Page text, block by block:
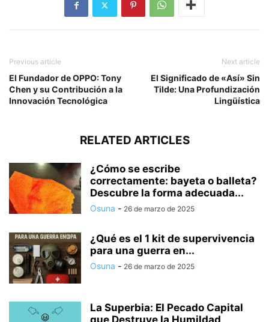
Previous article
El Fundador de OPPO: Tony
Chen y su Contribución a la
Innovación Tecnológica
Next article
El Significado de «Así» Sin
Tilde: Una Profundización
Lingüística
RELATED ARTICLES
¿Cómo se escribe
correctamente: bayeta o balleta?
Descubre la forma adecuada...
Osuna - 26 de marzo de 2025
¿Qué es el 1 kit de supervivencia
para una guerra en...
Osuna - 26 de marzo de 2025
La Superbia: El Pecado Capital